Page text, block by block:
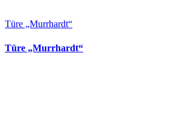
Türe „Murrhardt“
Türe „Murrhardt“